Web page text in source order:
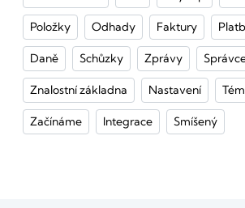
Položky Odhady Faktury
Daně Schůzky Zprávy
Znalostní základna Nastavení
Začínáme Integrace Smíšený